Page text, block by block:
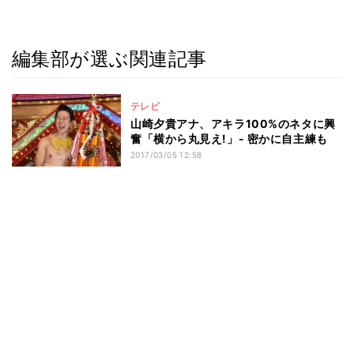
編集部が選ぶ関連記事
テレビ
山崎夕貴アナ、アキラ100%のネタに興
奮「横から丸見え!」- 密かに自主練も
2017/03/05 12:58